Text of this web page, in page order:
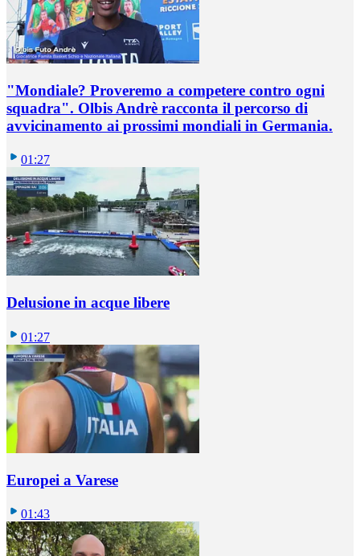
"Mondiale? Proveremo a competere contro ogni
squadra". Olbis Andrè racconta il percorso di
avvicinamento ai prossimi mondiali in Germania.
01:27
Delusione in acque libere
01:27
Europei a Varese
01:43